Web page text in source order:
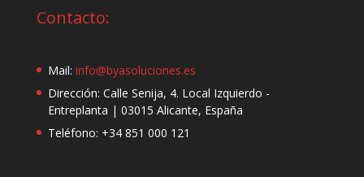
Contacto:
Mail: info@byasoluciones.es
Dirección: Calle Senija, 4. Local Izquierdo -
Entreplanta | 03015 Alicante, España
Teléfono: +34 851 000 121